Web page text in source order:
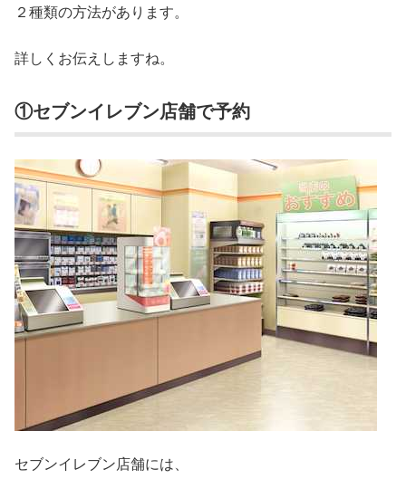
２種類の方法があります。
詳しくお伝えしますね。
①セブンイレブン店舗で予約
セブンイレブン店舗には、